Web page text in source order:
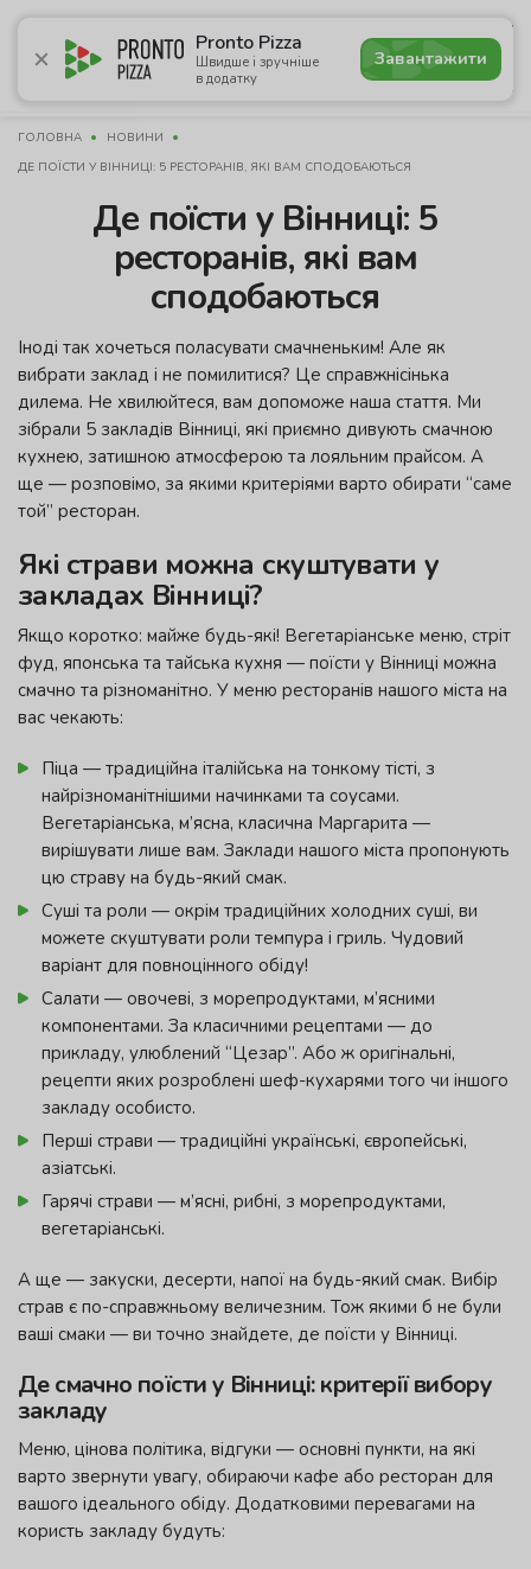
Pronto Pizza
Швидше і зручніше
в додатку
Завантажити
4.9
Акції Піца Суші Ланчі Бургери Комбо
ГОЛОВНА
НОВИНИ
ДЕ ПОЇСТИ У ВІННИЦІ: 5 РЕСТОРАНІВ, ЯКІ ВАМ СПОДОБАЮТЬСЯ
Де поїсти у Вінниці: 5
ресторанів, які вам
сподобаються
Іноді так хочеться поласувати смачненьким! Але як
вибрати заклад і не помилитися? Це справжнісінька
дилема. Не хвилюйтеся, вам допоможе наша стаття. Ми
зібрали 5 закладів Вінниці, які приємно дивують смачною
кухнею, затишною атмосферою та лояльним прайсом. А
ще — розповімо, за якими критеріями варто обирати “саме
той” ресторан.
Які страви можна скуштувати у
закладах Вінниці?
Якщо коротко: майже будь-які! Вегетаріанське меню, стріт
фуд, японська та тайська кухня — поїсти у Вінниці можна
смачно та різноманітно. У меню ресторанів нашого міста на
вас чекають:
Піца — традиційна італійська на тонкому тісті, з
найрізноманітнішими начинками та соусами.
Вегетаріанська, м’ясна, класична Маргарита —
вирішувати лише вам. Заклади нашого міста пропонують
цю страву на будь-який смак.
Суші та роли — окрім традиційних холодних суші, ви
можете скуштувати роли темпура і гриль. Чудовий
варіант для повноцінного обіду!
Салати — овочеві, з морепродуктами, м’ясними
компонентами. За класичними рецептами — до
прикладу, улюблений “Цезар”. Або ж оригінальні,
рецепти яких розроблені шеф-кухарями того чи іншого
закладу особисто.
Перші страви — традиційні українські, європейські,
азіатські.
Гарячі страви — м’ясні, рибні, з морепродуктами,
вегетаріанські.
А ще — закуски, десерти, напої на будь-який смак. Вибір
страв є по-справжньому величезним. Тож якими б не були
ваші смаки — ви точно знайдете, де поїсти у Вінниці.
Де смачно поїсти у Вінниці: критерії вибору
закладу
Меню, цінова політика, відгуки — основні пункти, на які
варто звернути увагу, обираючи кафе або ресторан для
вашого ідеального обіду. Додатковими перевагами на
користь закладу будуть: